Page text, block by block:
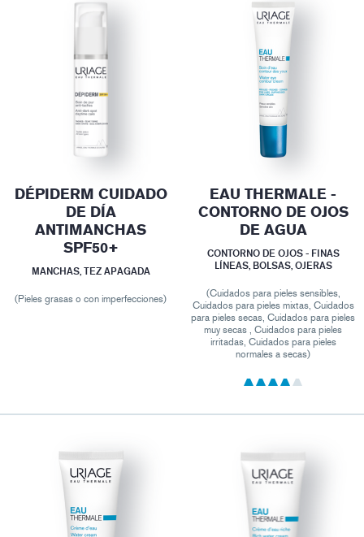
DÉPIDERM CUIDADO
DE DÍA
ANTIMANCHAS
SPF50+
MANCHAS, TEZ APAGADA
(Pieles grasas o con imperfecciones)
EAU THERMALE -
CONTORNO DE OJOS
DE AGUA
CONTORNO DE OJOS - FINAS
LÍNEAS, BOLSAS, OJERAS
(Cuidados para pieles sensibles,
Cuidados para pieles mixtas, Cuidados
para pieles secas, Cuidados para pieles
muy secas , Cuidados para pieles
irritadas, Cuidados para pieles
normales a secas)